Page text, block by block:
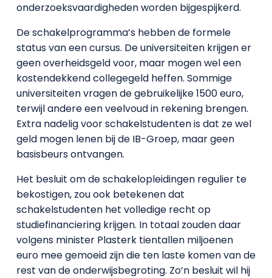
onderzoeksvaardigheden worden bijgespijkerd.
De schakelprogramma’s hebben de formele
status van een cursus. De universiteiten krijgen er
geen overheidsgeld voor, maar mogen wel een
kostendekkend collegegeld heffen. Sommige
universiteiten vragen de gebruikelijke 1500 euro,
terwijl andere een veelvoud in rekening brengen.
Extra nadelig voor schakelstudenten is dat ze wel
geld mogen lenen bij de IB-Groep, maar geen
basisbeurs ontvangen.
Het besluit om de schakelopleidingen regulier te
bekostigen, zou ook betekenen dat
schakelstudenten het volledige recht op
studiefinanciering krijgen. In totaal zouden daar
volgens minister Plasterk tientallen miljoenen
euro mee gemoeid zijn die ten laste komen van de
rest van de onderwijsbegroting. Zo’n besluit wil hij